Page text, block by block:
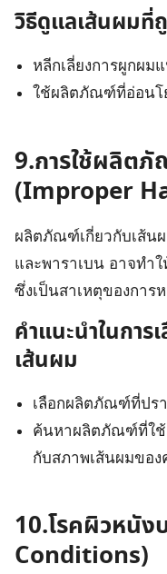
วิธีดูแลเส้นผมที่
หลีกเลี่ยงการผูกผม
ใช้ผลิตภัณฑ์ที่อ่อนโ
9.การใช้ผลิตภั
(Improper
ผลิตภัณฑ์เกี่ยวกับเส้น
และพาราเบน อาจทำ
ซึ่งเป็นสาเหตุของการ
คำแนะนำในกา
เส้นผม
เลือกผลิตภัณฑ์ที่ปร
ค้นหาผลิตภัณฑ์ที่ใช้
กับสภาพเส้นผมขอ
10.โรคผิวหนั
Conditions)